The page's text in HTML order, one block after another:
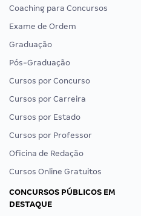
Coaching para Concursos
Exame de Ordem
Graduação
Pós-Graduação
Cursos por Concurso
Cursos por Carreira
Cursos por Estado
Cursos por Professor
Oficina de Redação
Cursos Online Gratuitos
CONCURSOS PÚBLICOS EM
DESTAQUE